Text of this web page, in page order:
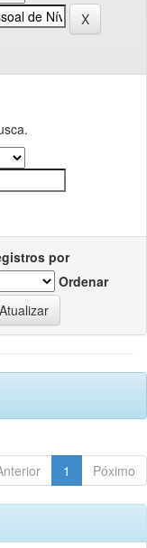
por
Ordenar
1 Póximo